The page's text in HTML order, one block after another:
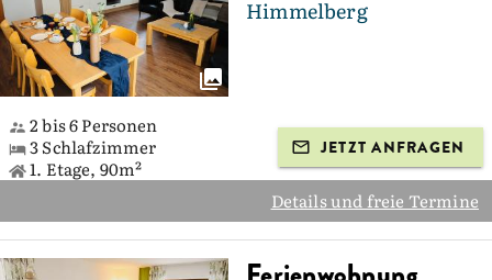
Himmelberg
2 bis 6 Personen
3 Schlafzimmer
1. Etage, 90m²
JETZT ANFRAGEN
Details und freie Termine